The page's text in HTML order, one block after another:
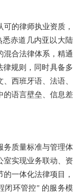
的律师执业资质，
悉赤道几内亚以大陆
混合法律体系，精通
规则，同时具备多
西班牙语、法语、
的语言壁垒、信息差
务质量标准与管理体
室实现业务联动、资
一体化法律项目，
闭环管控" 的服务模